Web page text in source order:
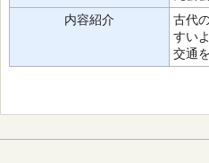
内容紹介
古代
すい
交通